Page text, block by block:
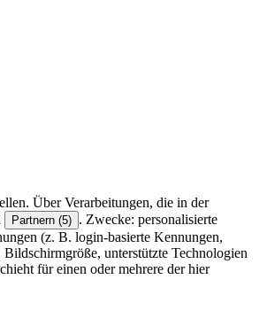
Über Verarbeitungen, die in der
Partnern (5) . Zwecke: personalisierte
(z. B. login-basierte Kennungen,
unterstützte Technologien
für einen oder mehrere der hier